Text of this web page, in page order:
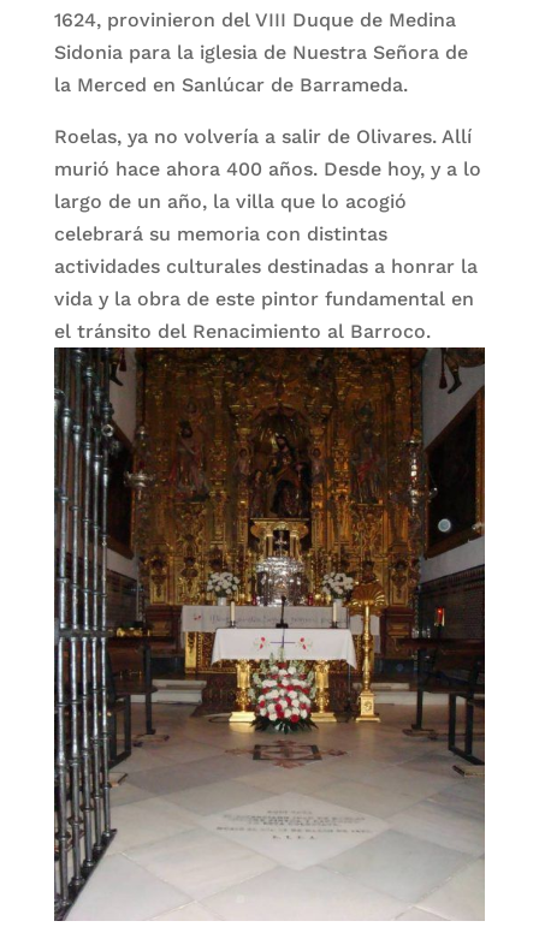
1624, provinieron del VIII Duque de Medina
Sidonia para la iglesia de Nuestra Señora de
la Merced en Sanlúcar de Barrameda.
Roelas, ya no volvería a salir de Olivares. Allí
murió hace ahora 400 años. Desde hoy, y a lo
largo de un año, la villa que lo acogió
celebrará su memoria con distintas
actividades culturales destinadas a honrar la
vida y la obra de este pintor fundamental en
el tránsito del Renacimiento al Barroco.